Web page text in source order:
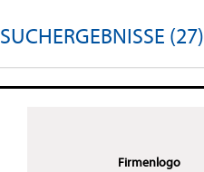
SUCHERGEBNISSE (27)
Firmenlogo